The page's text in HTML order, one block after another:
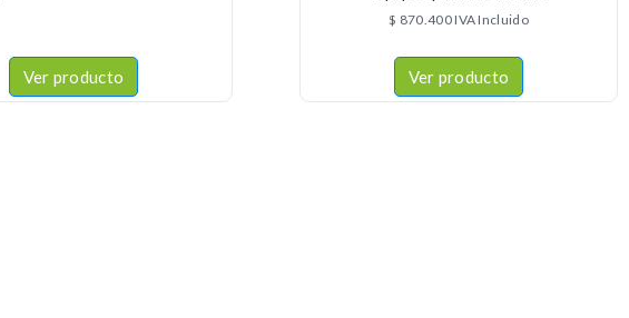
Ver producto
$ 870.400IVA Incluido
Ver producto